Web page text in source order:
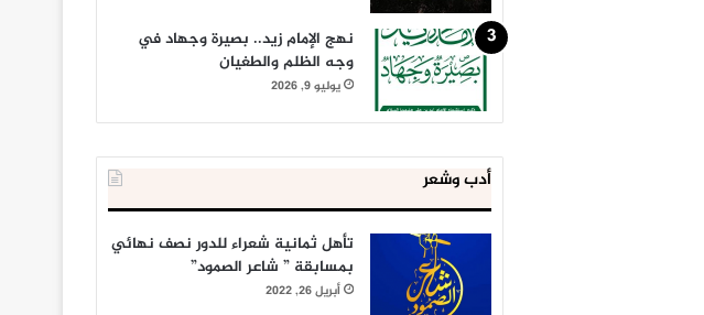
نهج الإمام زيد.. بصيرة وجهاد في
وجه الظلم والطغيان
يوليو 9, 2026
أدب وشعر
تأهل ثمانية شعراء للدور نصف نهائي
بمسابقة ” شاعر الصمود”
أبريل 26, 2022